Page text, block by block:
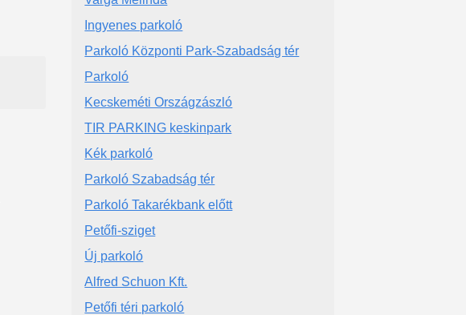
Ingyenes parkoló
Parkoló Központi Park-Szabadság tér
Parkoló
Kecskeméti Országzászló
TIR PARKING keskinpark
Kék parkoló
Parkoló Szabadság tér
Parkoló Takarékbank előtt
Petőfi-sziget
Új parkoló
Alfred Schuon Kft.
Petőfi téri parkoló